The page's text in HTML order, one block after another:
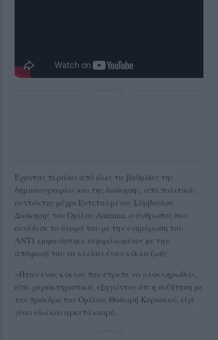
Έχοντας περάσει από όλες τις βαθμίδες της
δημοσιογραφίας και της διοίκησης, από πολιτικός
συντάκτης μέχρι Εντεταλμένος Σύμβουλος
Διοίκησης του Ομίλου Antenna, ο άνθρωπος που
συνέδεσε το όνομά του με την ενημέρωση του
ΑΝΤ1 εμφανίστηκε συμφιλιωμένος με την
απόφασή του να κλείσει έναν κύκλο ζωής.
«Ήταν ένας κύκλος που έπρεπε να ολοκληρωθεί»,
είπε χαρακτηριστικά, εξηγώντας ότι η συζήτηση με
τον πρόεδρο του Ομίλου, Θοδωρή Κυριακού, είχε
γίνει εδώ και αρκετό καιρό.